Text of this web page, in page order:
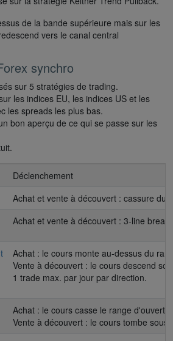
de la bande supérieure mais sur les
vers le canal central
synchro
sur 5 stratégies de trading.
les indices EU, les indices US et les
les spreads les plus bas.
bon aperçu de ce qui se passe sur les
Déclenchement
Achat et vente à découvert : cassure du
Achat et vente à découvert : 3-line
Achat : le cours monte au-dessus du
Vente à découvert : le cours descend
1 trade max. par jour par direction.
Achat : le cours casse le range
Vente à découvert : le cours tombe sous